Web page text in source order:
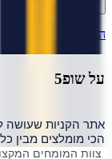
התחבר
עלשופ5
הכי מומלצים מבין